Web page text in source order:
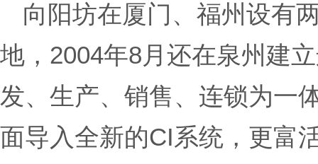
向阳坊在厦门、福州设有
地，2004年8月还在泉州建
发、生产、销售、连锁为一
面导入全新的CI系统，更富